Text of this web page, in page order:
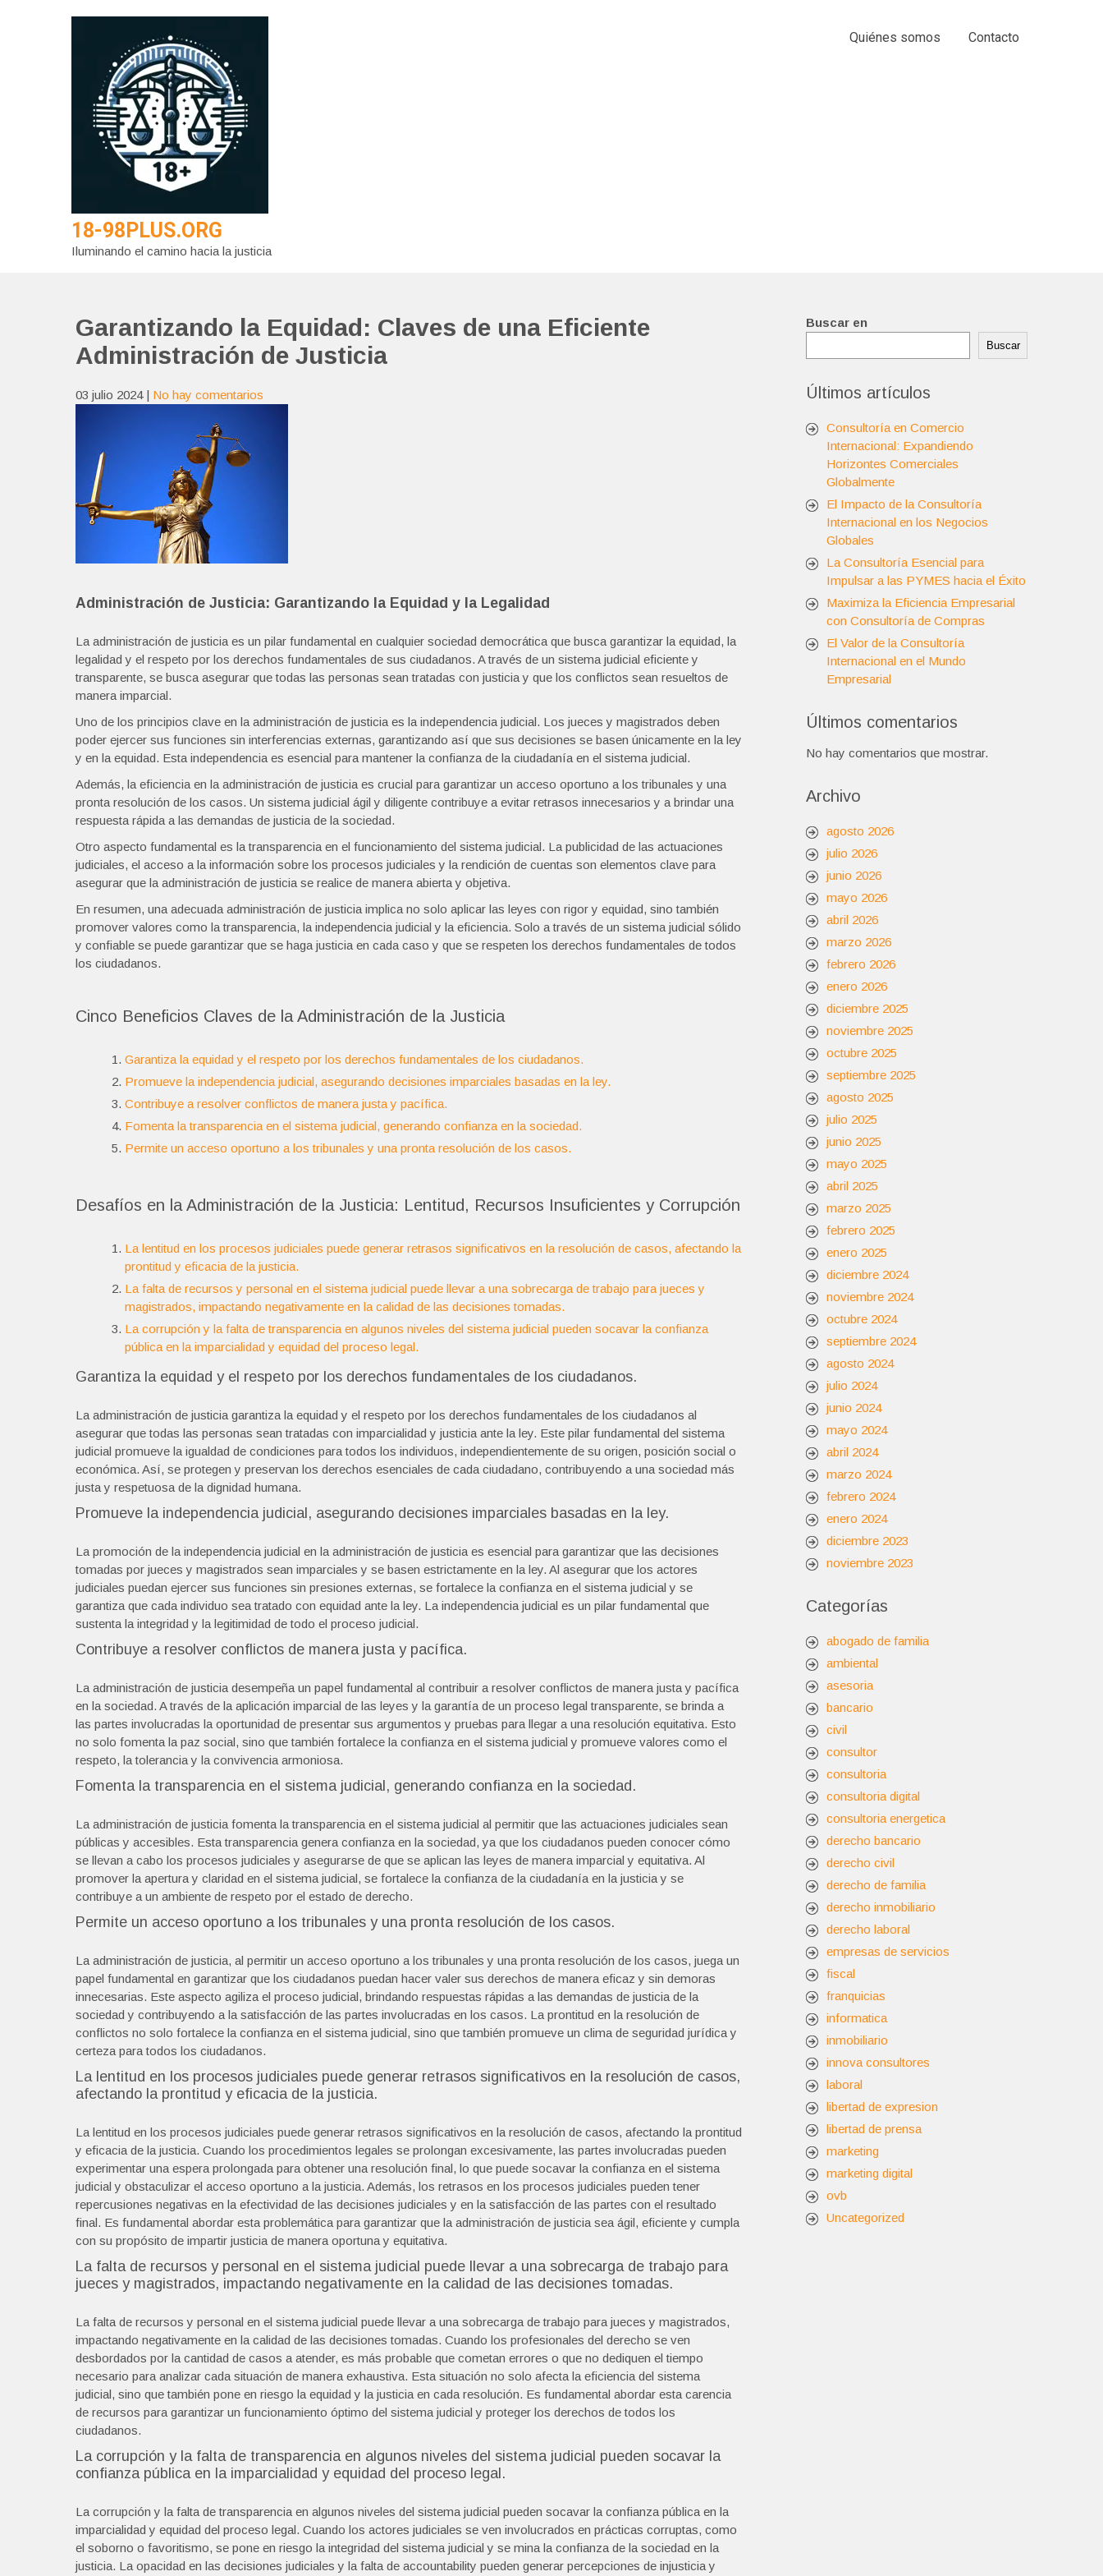
18-98PLUS.ORG
Iluminando el camino hacia la justicia
Quiénes somos Contacto
Garantizando la Equidad: Claves de una Eficiente
Administración de Justicia
03 julio 2024 | No hay comentarios
Administración de Justicia: Garantizando la Equidad y la Legalidad
La administración de justicia es un pilar fundamental en cualquier sociedad democrática que busca garantizar la equidad, la
legalidad y el respeto por los derechos fundamentales de sus ciudadanos. A través de un sistema judicial eficiente y
transparente, se busca asegurar que todas las personas sean tratadas con justicia y que los conflictos sean resueltos de
manera imparcial.
Uno de los principios clave en la administración de justicia es la independencia judicial. Los jueces y magistrados deben
poder ejercer sus funciones sin interferencias externas, garantizando así que sus decisiones se basen únicamente en la ley
y en la equidad. Esta independencia es esencial para mantener la confianza de la ciudadanía en el sistema judicial.
Además, la eficiencia en la administración de justicia es crucial para garantizar un acceso oportuno a los tribunales y una
pronta resolución de los casos. Un sistema judicial ágil y diligente contribuye a evitar retrasos innecesarios y a brindar una
respuesta rápida a las demandas de justicia de la sociedad.
Otro aspecto fundamental es la transparencia en el funcionamiento del sistema judicial. La publicidad de las actuaciones
judiciales, el acceso a la información sobre los procesos judiciales y la rendición de cuentas son elementos clave para
asegurar que la administración de justicia se realice de manera abierta y objetiva.
En resumen, una adecuada administración de justicia implica no solo aplicar las leyes con rigor y equidad, sino también
promover valores como la transparencia, la independencia judicial y la eficiencia. Solo a través de un sistema judicial sólido
y confiable se puede garantizar que se haga justicia en cada caso y que se respeten los derechos fundamentales de todos
los ciudadanos.
Cinco Beneficios Claves de la Administración de la Justicia
Garantiza la equidad y el respeto por los derechos fundamentales de los ciudadanos.
Promueve la independencia judicial, asegurando decisiones imparciales basadas en la ley.
Contribuye a resolver conflictos de manera justa y pacífica.
Fomenta la transparencia en el sistema judicial, generando confianza en la sociedad.
Permite un acceso oportuno a los tribunales y una pronta resolución de los casos.
Desafíos en la Administración de la Justicia: Lentitud, Recursos Insuficientes y Corrupción
La lentitud en los procesos judiciales puede generar retrasos significativos en la resolución de casos, afectando la
prontitud y eficacia de la justicia.
La falta de recursos y personal en el sistema judicial puede llevar a una sobrecarga de trabajo para jueces y
magistrados, impactando negativamente en la calidad de las decisiones tomadas.
La corrupción y la falta de transparencia en algunos niveles del sistema judicial pueden socavar la confianza
pública en la imparcialidad y equidad del proceso legal.
Garantiza la equidad y el respeto por los derechos fundamentales de los ciudadanos.
La administración de justicia garantiza la equidad y el respeto por los derechos fundamentales de los ciudadanos al
asegurar que todas las personas sean tratadas con imparcialidad y justicia ante la ley. Este pilar fundamental del sistema
judicial promueve la igualdad de condiciones para todos los individuos, independientemente de su origen, posición social o
económica. Así, se protegen y preservan los derechos esenciales de cada ciudadano, contribuyendo a una sociedad más
justa y respetuosa de la dignidad humana.
Promueve la independencia judicial, asegurando decisiones imparciales basadas en la ley.
La promoción de la independencia judicial en la administración de justicia es esencial para garantizar que las decisiones
tomadas por jueces y magistrados sean imparciales y se basen estrictamente en la ley. Al asegurar que los actores
judiciales puedan ejercer sus funciones sin presiones externas, se fortalece la confianza en el sistema judicial y se
garantiza que cada individuo sea tratado con equidad ante la ley. La independencia judicial es un pilar fundamental que
sustenta la integridad y la legitimidad de todo el proceso judicial.
Contribuye a resolver conflictos de manera justa y pacífica.
La administración de justicia desempeña un papel fundamental al contribuir a resolver conflictos de manera justa y pacífica
en la sociedad. A través de la aplicación imparcial de las leyes y la garantía de un proceso legal transparente, se brinda a
las partes involucradas la oportunidad de presentar sus argumentos y pruebas para llegar a una resolución equitativa. Esto
no solo fomenta la paz social, sino que también fortalece la confianza en el sistema judicial y promueve valores como el
respeto, la tolerancia y la convivencia armoniosa.
Fomenta la transparencia en el sistema judicial, generando confianza en la sociedad.
La administración de justicia fomenta la transparencia en el sistema judicial al permitir que las actuaciones judiciales sean
públicas y accesibles. Esta transparencia genera confianza en la sociedad, ya que los ciudadanos pueden conocer cómo
se llevan a cabo los procesos judiciales y asegurarse de que se aplican las leyes de manera imparcial y equitativa. Al
promover la apertura y claridad en el sistema judicial, se fortalece la confianza de la ciudadanía en la justicia y se
contribuye a un ambiente de respeto por el estado de derecho.
Permite un acceso oportuno a los tribunales y una pronta resolución de los casos.
La administración de justicia, al permitir un acceso oportuno a los tribunales y una pronta resolución de los casos, juega un
papel fundamental en garantizar que los ciudadanos puedan hacer valer sus derechos de manera eficaz y sin demoras
innecesarias. Este aspecto agiliza el proceso judicial, brindando respuestas rápidas a las demandas de justicia de la
sociedad y contribuyendo a la satisfacción de las partes involucradas en los casos. La prontitud en la resolución de
conflictos no solo fortalece la confianza en el sistema judicial, sino que también promueve un clima de seguridad jurídica y
certeza para todos los ciudadanos.
La lentitud en los procesos judiciales puede generar retrasos significativos en la resolución de casos,
afectando la prontitud y eficacia de la justicia.
La lentitud en los procesos judiciales puede generar retrasos significativos en la resolución de casos, afectando la prontitud
y eficacia de la justicia. Cuando los procedimientos legales se prolongan excesivamente, las partes involucradas pueden
experimentar una espera prolongada para obtener una resolución final, lo que puede socavar la confianza en el sistema
judicial y obstaculizar el acceso oportuno a la justicia. Además, los retrasos en los procesos judiciales pueden tener
repercusiones negativas en la efectividad de las decisiones judiciales y en la satisfacción de las partes con el resultado
final. Es fundamental abordar esta problemática para garantizar que la administración de justicia sea ágil, eficiente y cumpla
con su propósito de impartir justicia de manera oportuna y equitativa.
La falta de recursos y personal en el sistema judicial puede llevar a una sobrecarga de trabajo para
jueces y magistrados, impactando negativamente en la calidad de las decisiones tomadas.
La falta de recursos y personal en el sistema judicial puede llevar a una sobrecarga de trabajo para jueces y magistrados,
impactando negativamente en la calidad de las decisiones tomadas. Cuando los profesionales del derecho se ven
desbordados por la cantidad de casos a atender, es más probable que cometan errores o que no dediquen el tiempo
necesario para analizar cada situación de manera exhaustiva. Esta situación no solo afecta la eficiencia del sistema
judicial, sino que también pone en riesgo la equidad y la justicia en cada resolución. Es fundamental abordar esta carencia
de recursos para garantizar un funcionamiento óptimo del sistema judicial y proteger los derechos de todos los
ciudadanos.
La corrupción y la falta de transparencia en algunos niveles del sistema judicial pueden socavar la
confianza pública en la imparcialidad y equidad del proceso legal.
La corrupción y la falta de transparencia en algunos niveles del sistema judicial pueden socavar la confianza pública en la
imparcialidad y equidad del proceso legal. Cuando los actores judiciales se ven involucrados en prácticas corruptas, como
el soborno o favoritismo, se pone en riesgo la integridad del sistema judicial y se mina la confianza de la sociedad en la
justicia. La opacidad en las decisiones judiciales y la falta de accountability pueden generar percepciones de injusticia y
Buscar en
Buscar
Últimos artículos
Consultoría en Comercio
Internacional: Expandiendo
Horizontes Comerciales
Globalmente
El Impacto de la Consultoría
Internacional en los Negocios
Globales
La Consultoría Esencial para
Impulsar a las PYMES hacia el Éxito
Maximiza la Eficiencia Empresarial
con Consultoría de Compras
El Valor de la Consultoría
Internacional en el Mundo
Empresarial
Últimos comentarios
No hay comentarios que mostrar.
Archivo
agosto 2026
julio 2026
junio 2026
mayo 2026
abril 2026
marzo 2026
febrero 2026
enero 2026
diciembre 2025
noviembre 2025
octubre 2025
septiembre 2025
agosto 2025
julio 2025
junio 2025
mayo 2025
abril 2025
marzo 2025
febrero 2025
enero 2025
diciembre 2024
noviembre 2024
octubre 2024
septiembre 2024
agosto 2024
julio 2024
junio 2024
mayo 2024
abril 2024
marzo 2024
febrero 2024
enero 2024
diciembre 2023
noviembre 2023
Categorías
abogado de familia
ambiental
asesoria
bancario
civil
consultor
consultoria
consultoria digital
consultoria energetica
derecho bancario
derecho civil
derecho de familia
derecho inmobiliario
derecho laboral
empresas de servicios
fiscal
franquicias
informatica
inmobiliario
innova consultores
laboral
libertad de expresion
libertad de prensa
marketing
marketing digital
ovb
Uncategorized